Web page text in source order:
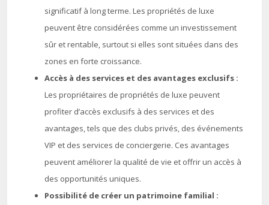
significatif à long terme. Les propriétés de luxe
peuvent être considérées comme un investissement
sûr et rentable, surtout si elles sont situées dans des
zones en forte croissance.
Accès à des services et des avantages exclusifs :
Les propriétaires de propriétés de luxe peuvent
profiter d’accès exclusifs à des services et des
avantages, tels que des clubs privés, des événements
VIP et des services de conciergerie. Ces avantages
peuvent améliorer la qualité de vie et offrir un accès à
des opportunités uniques.
Possibilité de créer un patrimoine familial :